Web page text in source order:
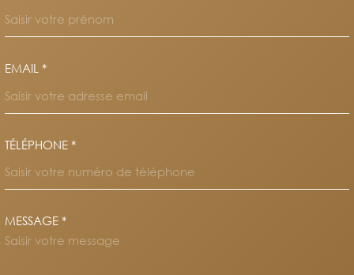
EMAIL *
TÉLÉPHONE *
MESSAGE *